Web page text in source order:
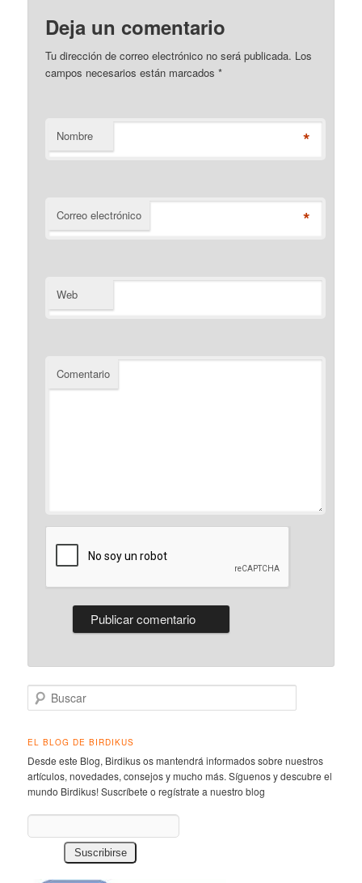
Deja un comentario
Tu dirección de correo electrónico no será publicada. Los
campos necesarios están marcados*
Nombre *
Correo electrónico *
Web
Comentario
Buscar
EL BLOG DE BIRDIKUS
Desde este Blog, Birdikus os mantendrá informados sobre nuestros
artículos, novedades, consejos y mucho más. Síguenos y descubre el
mundo Birdikus! Suscríbete o regístrate a nuestro blog